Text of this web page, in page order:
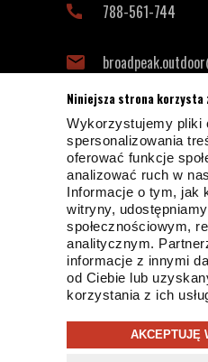
Niniejsza strona korzysta
Wykorzystujemy pliki
spersonalizowania
oferować funkcje
analizować ruch w
Informacje o tym, jak
witryny,
społecznościowym,
analitycznym.
informacje z innymi
od Ciebie lub
korzystania z ich
AKCEPTUJĘ
788-561-744
INFORMACJE
© 2019
PROJEKT I